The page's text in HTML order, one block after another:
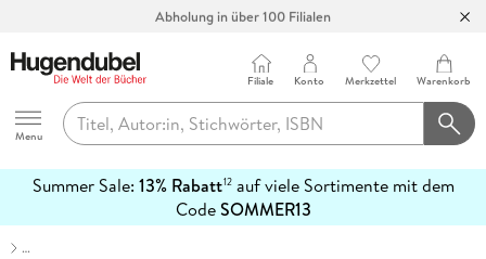
Abholung in über 100 Filialen
Hugendubel
Menu
Filiale Konto Merkzettel Warenkorb
Summer Sale: 13% Rabatt12auf viele Sortimente mit dem
CodeSOMMER13
erfahren
…